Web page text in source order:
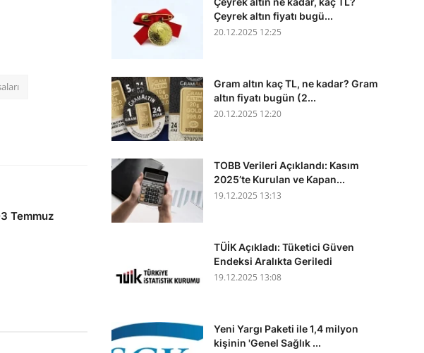
Temmuz
Çeyrek altın fiyatı bugü...
20.12.2025 12:25
Gram altın kaç TL, ne kadar? Gram
altın fiyatı bugün (2...
20.12.2025 12:20
TOBB Verileri Açıklandı: Kasım
2025’te Kurulan ve Kapan...
19.12.2025 13:13
TÜİK Açıkladı: Tüketici Güven
Endeksi Aralıkta Geriledi
19.12.2025 13:08
Yeni Yargı Paketi ile 1,4 milyon
kişinin 'Genel Sağlık ...